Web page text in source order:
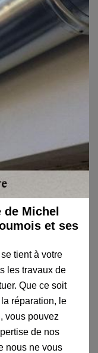
de Michel
et ses
tient à votre
les travaux de
Que ce soit
réparation, le
vous pouvez
de nos
nous ne vous